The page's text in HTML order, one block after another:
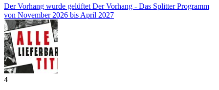
Der Vorhang wurde gelüftet Der Vorhang - Das Splitter Programm
von November 2026 bis April 2027
4